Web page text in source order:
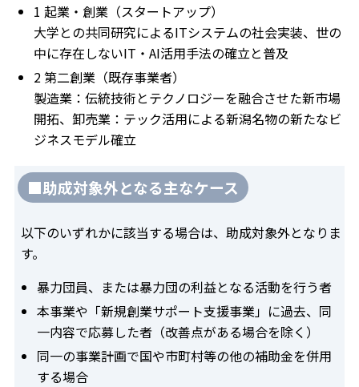
1 起業・創業（スタートアップ）
大学との共同研究によるITシステムの社会実装、世の
中に存在しないIT・AI活用手法の確立と普及
2 第二創業（既存事業者）
製造業：伝統技術とテクノロジーを融合させた新市場
開拓、卸売業：テック活用による新潟名物の新たなビ
ジネスモデル確立
■助成対象外となる主なケース
以下のいずれかに該当する場合は、助成対象外となりま
す。
暴力団員、または暴力団の利益となる活動を行う者
本事業や「新規創業サポート支援事業」に過去、同
一内容で応募した者（改善点がある場合を除く）
同一の事業計画で国や市町村等の他の補助金を併用
する場合